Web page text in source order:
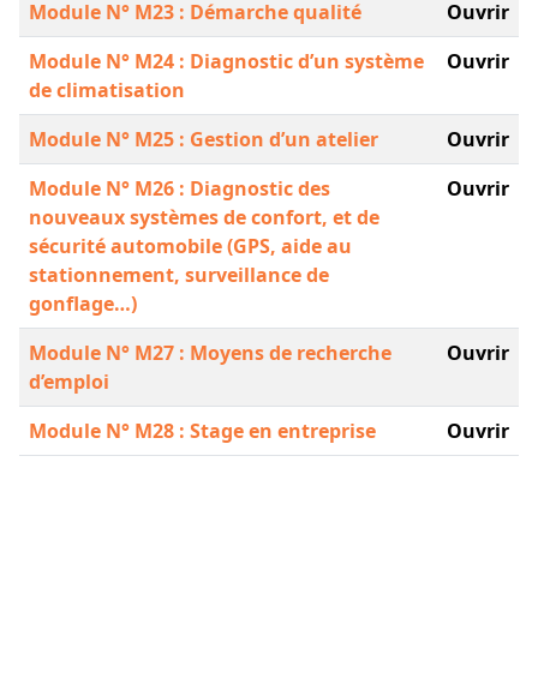
Module N° M23 : Démarche qualité
Ouvrir
Module N° M24 : Diagnostic d’un système
de climatisation
Ouvrir
Module N° M25 : Gestion d’un atelier
Ouvrir
Module N° M26 : Diagnostic des
nouveaux systèmes de confort, et de
sécurité automobile (GPS, aide au
stationnement, surveillance de
gonflage…)
Ouvrir
Module N° M27 : Moyens de recherche
d’emploi
Ouvrir
Module N° M28 : Stage en entreprise Ouvrir